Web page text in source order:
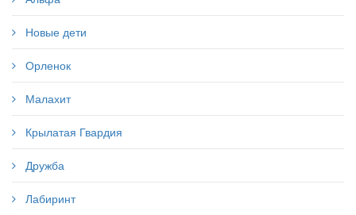
Новые дети
Орленок
Малахит
Крылатая Гвардия
Дружба
Лабиринт